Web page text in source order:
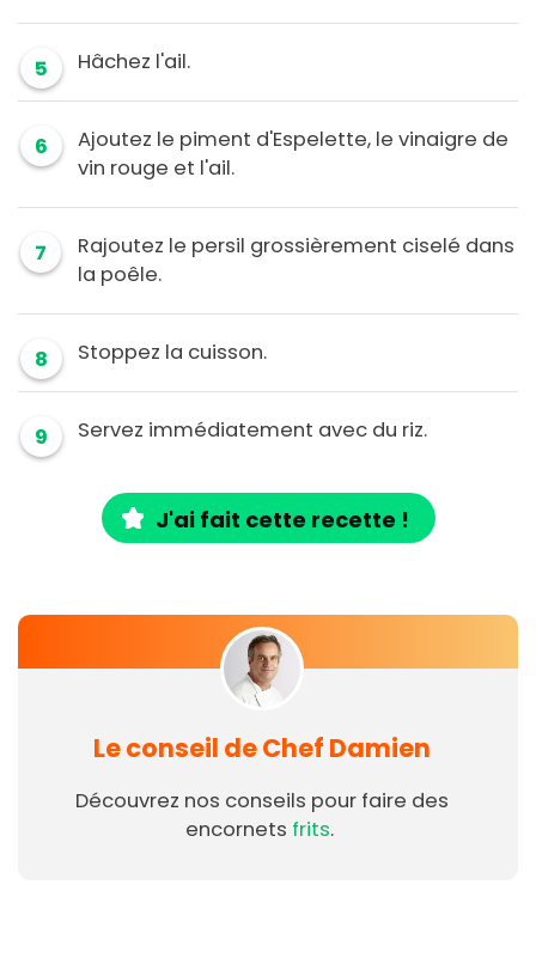
5 Hâchez l'ail.
6
Ajoutez le piment d'Espelette, le vinaigre de
vin rouge et l'ail.
7
Rajoutez le persil grossièrement ciselé dans
la poêle.
8 Stoppez la cuisson.
9 Servez immédiatement avec du riz.
J'ai fait cette recette !
Le conseil de Chef Damien
Découvrez nos conseils pour faire des
encornets frits.